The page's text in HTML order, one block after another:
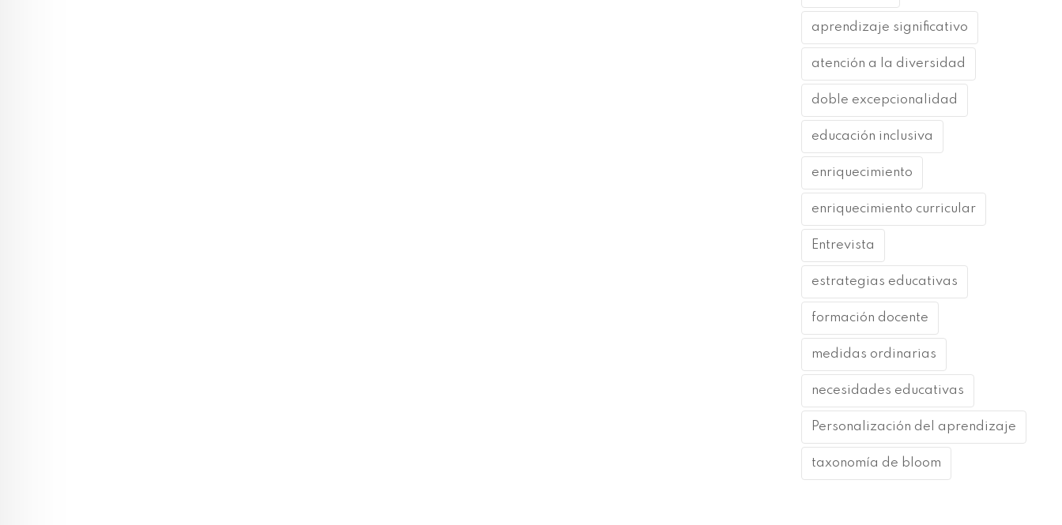
aprendizaje significativo
atención a la diversidad
doble excepcionalidad
educación inclusiva
enriquecimiento
enriquecimiento curricular
Entrevista
estrategias educativas
formación docente
medidas ordinarias
necesidades educativas
Personalización del aprendizaje
taxonomía de bloom